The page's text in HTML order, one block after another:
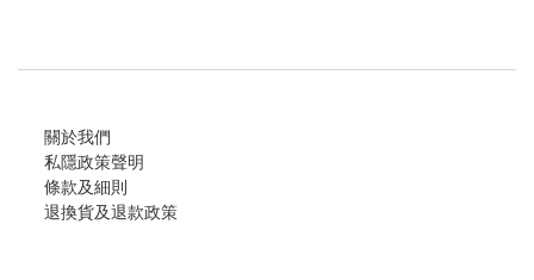
關於我們
私隱政策聲明
條款及細則
退換貨及退款政策